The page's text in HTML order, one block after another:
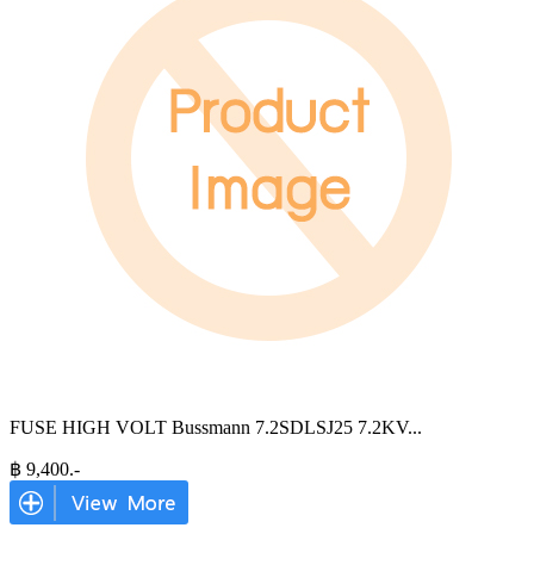
FUSE HIGH VOLT Bussmann 7.2SDLSJ25 7.2KV...
฿ 9,400.-